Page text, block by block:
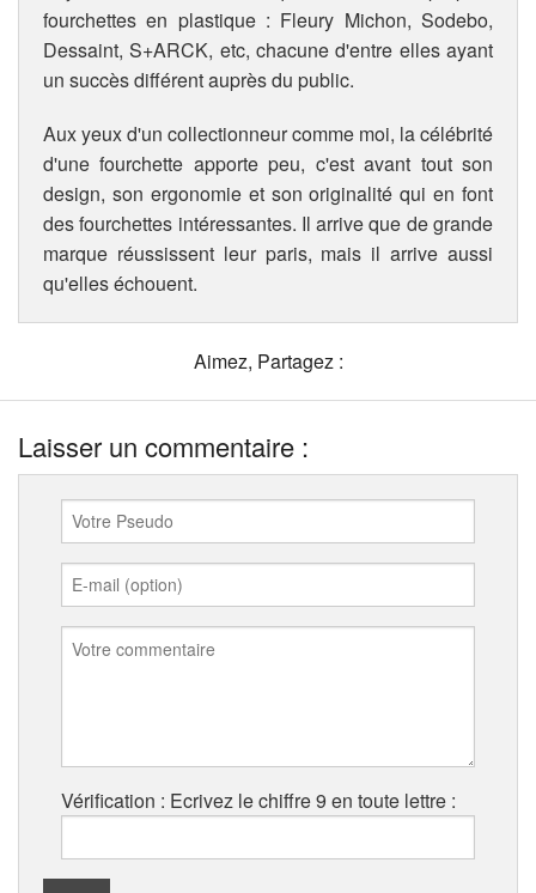
fourchettes en plastique : Fleury Michon, Sodebo,
Dessaint, S+ARCK, etc, chacune d'entre elles ayant
un succès différent auprès du public.
Aux yeux d'un collectionneur comme moi, la célébrité
d'une fourchette apporte peu, c'est avant tout son
design, son ergonomie et son originalité qui en font
des fourchettes intéressantes. Il arrive que de grande
marque réussissent leur paris, mais il arrive aussi
qu'elles échouent.
Aimez, Partagez :
Laisser un commentaire :
Vérification : Ecrivez le chiffre 9 en toute lettre :